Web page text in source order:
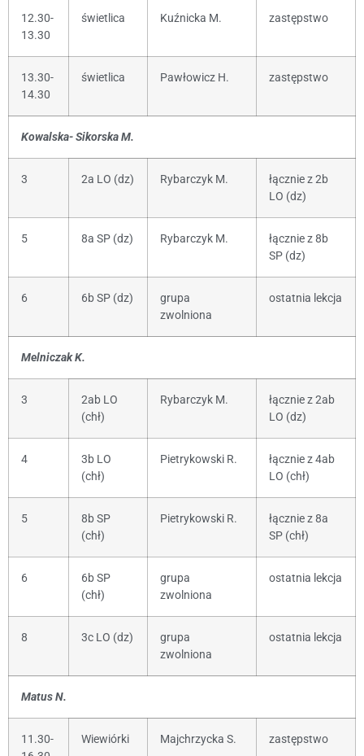
12.30-
13.30
świetlica Kuźnicka M. zastępstwo
13.30-
14.30
świetlica Pawłowicz H. zastępstwo
Kowalska- Sikorska M.
3 2a LO (dz) Rybarczyk M.
łącznie z 2b
LO (dz)
5 8a SP (dz) Rybarczyk M.
łącznie z 8b
SP (dz)
6 6b SP (dz)
grupa
zwolniona
ostatnia lekcja
Melniczak K.
3
2ab LO
(chł)
Rybarczyk M.
łącznie z 2ab
LO (dz)
4
3b LO
(chł)
Pietrykowski R.
łącznie z 4ab
LO (chł)
5
8b SP
(chł)
Pietrykowski R.
łącznie z 8a
SP (chł)
6
6b SP
(chł)
grupa
zwolniona
ostatnia lekcja
8 3c LO (dz)
grupa
zwolniona
ostatnia lekcja
Matus N.
11.30-
Wiewiórki Majchrzycka S. zastępstwo